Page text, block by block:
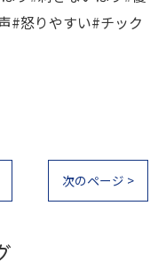
#怒りやすい#チック
次のページ >